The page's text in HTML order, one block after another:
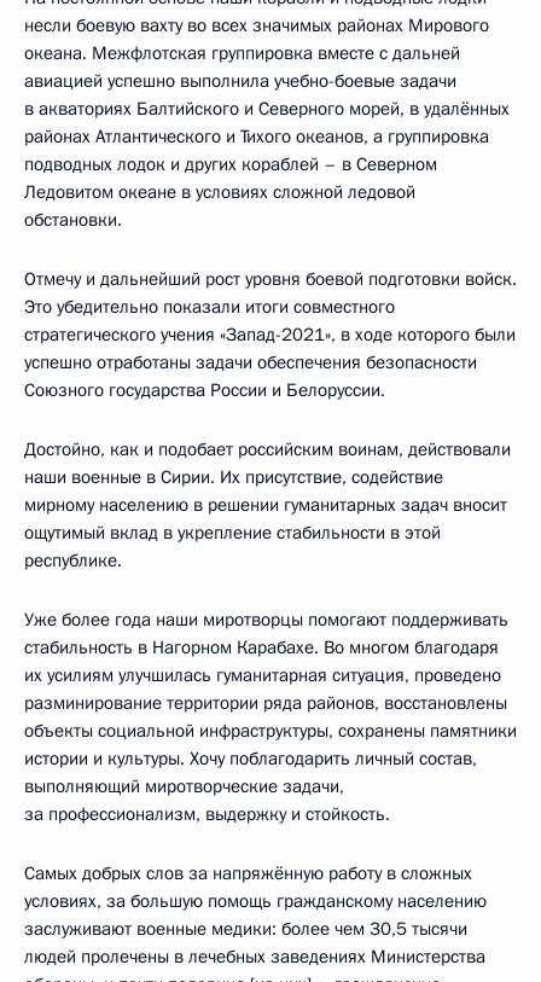
несли боевую вахту во всех значимых районах Мирового
океана. Межфлотская группировка вместе с дальней
авиацией успешно выполнила учебно-боевые задачи
в акваториях Балтийского и Северного морей, в удалённых
районах Атлантического и Тихого океанов, а группировка
подводных лодок и других кораблей – в Северном
Ледовитом океане в условиях сложной ледовой
обстановки.
Отмечу и дальнейший рост уровня боевой подготовки войск.
Это убедительно показали итоги совместного
стратегического учения «Запад-2021», в ходе которого были
успешно отработаны задачи обеспечения безопасности
Союзного государства России и Белоруссии.
Достойно, как и подобает российским воинам, действовали
наши военные в Сирии. Их присутствие, содействие
мирному населению в решении гуманитарных задач вносит
ощутимый вклад в укрепление стабильности в этой
республике.
Уже более года наши миротворцы помогают поддерживать
стабильность в Нагорном Карабахе. Во многом благодаря
их усилиям улучшилась гуманитарная ситуация, проведено
разминирование территории ряда районов, восстановлены
объекты социальной инфраструктуры, сохранены памятники
истории и культуры. Хочу поблагодарить личный состав,
выполняющий миротворческие задачи,
за профессионализм, выдержку и стойкость.
Самых добрых слов за напряжённую работу в сложных
условиях, за большую помощь гражданскому населению
заслуживают военные медики: более чем 30,5 тысячи
людей пролечены в лечебных заведениях Министерства